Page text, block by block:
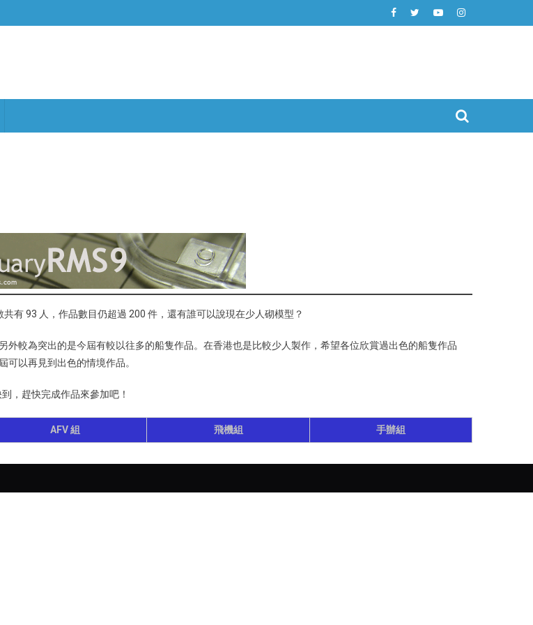
有 93 人，作品數目仍超過 200 件，還有誰可以說現在少人砌模型？
較為突出的是今屆有較以往多的船隻作品。在香港也是比較少人製作，希望各位欣賞過出色的船隻作品
以再見到出色的情境作品。
，趕快完成作品來參加吧！
AFV 組 飛機組 手辦組